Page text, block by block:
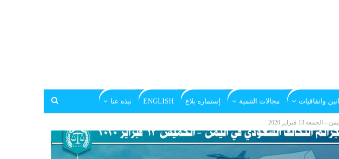
واتفاقيات مجالات التنمية إستماره بلاغ ENGLISH نبذه عنا
13 فبراير 2020